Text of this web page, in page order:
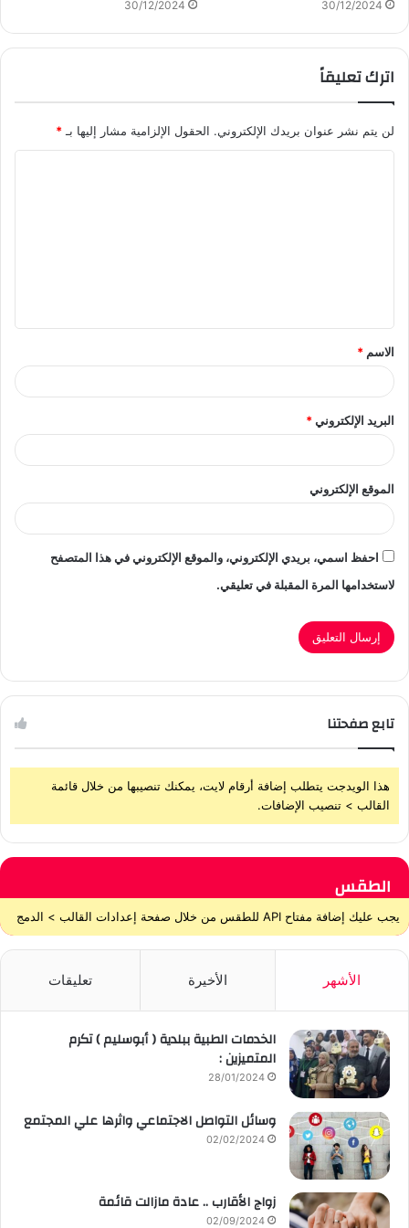
30/12/2024
30/12/2024
اترك تعليقاً
لن يتم نشر عنوان بريدك الإلكتروني. الحقول الإلزامية مشار إليها بـ *
ق
*
الاسم *
البريد الإلكتروني*
الموقع الإلكتروني
احفظ اسمي، بريدي الإلكتروني، والموقع الإلكتروني في هذا المتصفح
لاستخدامها المرة المقبلة في تعليقي.
تابع صفحتنا
هذا الويدجت يتطلب إضافة أرقام لايت، يمكنك تنصيبها من خلال قائمة
القالب > تنصيب الإضافات.
الطقس
يجب عليك إضافة مفتاح API للطقس من خلال صفحة إعدادات القالب > الدمج
الأشهر الأخيرة تعليقات
الخدمات الطبية ببلدية ( أبوسليم ) تكرم
المتميزين :
28/01/2024
وسائل التواصل الاجتماعي واثرها علي المجتمع
02/02/2024
زواج الأقارب .. عادة مازالت قائمة
02/09/2024